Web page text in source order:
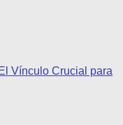
Vínculo Crucial para